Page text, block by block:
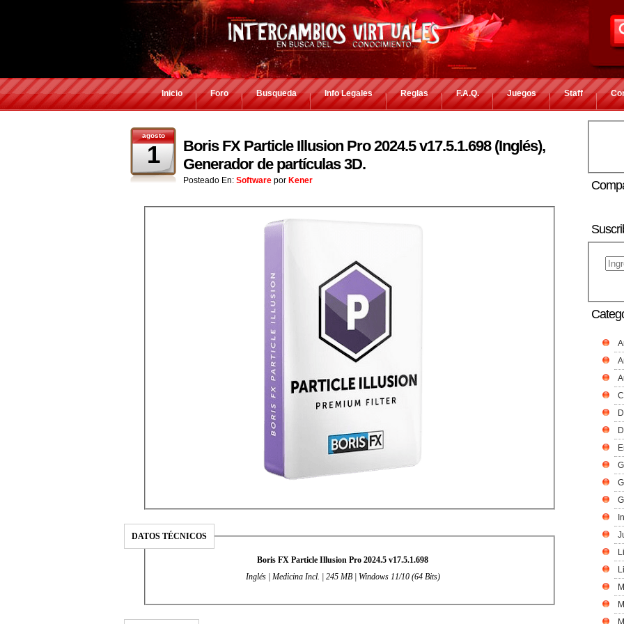
Inicio Foro Busqueda Info Legales Reglas F.A.Q. Juegos Staff
agosto
1
Boris FX Particle Illusion Pro 2024.5 v17.5.1.698 (Inglés),
Generador de partículas 3D.
Posteado En: Software por Kener
DATOS TÉCNICOS
Boris FX Particle Illusion Pro 2024.5 v17.5.1.698
Inglés | Medicina Incl. | 245 MB | Windows 11/10 (64 Bits)